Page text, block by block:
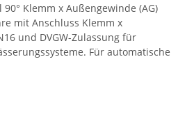
Klemm x Außengewinde (AG)
mit Anschluss Klemm x
und DVGW-Zulassung für
Für automatische